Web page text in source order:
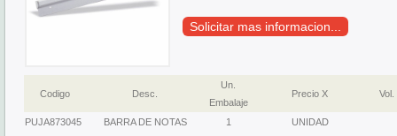
Solicitar mas informacion...
Codigo Desc.
Un.
Embalaje
Precio X Vol.
PUJA873045
BARRA DE NOTAS
1 UNIDAD